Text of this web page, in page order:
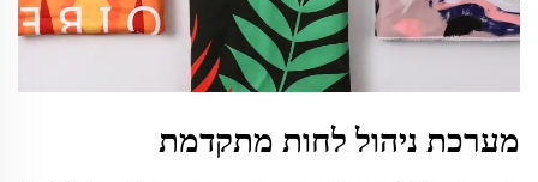
מערכת ניהול לחות מתקדמת